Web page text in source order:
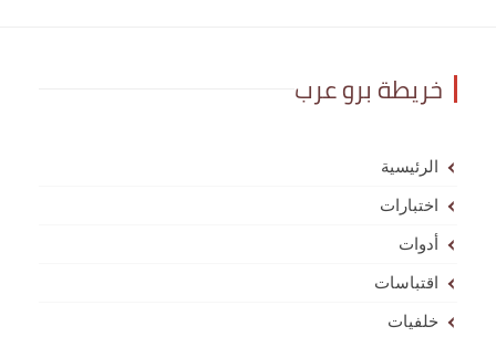
خريطة برو عرب
الرئيسية
اختبارات
أدوات
اقتباسات
خلفيات